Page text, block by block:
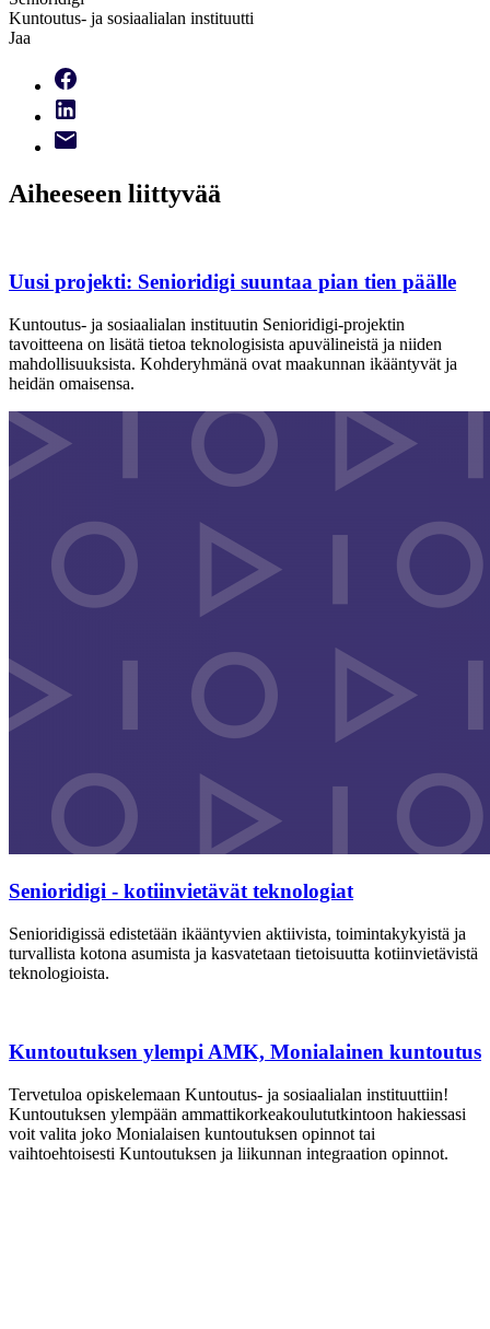
Kuntoutus- ja sosiaalialan instituutti
Jaa
Aiheeseen liittyvää
Uusi projekti: Senioridigi suuntaa pian tien päälle
Kuntoutus- ja sosiaalialan instituutin Senioridigi-projektin
tavoitteena on lisätä tietoa teknologisista apuvälineistä ja niiden
mahdollisuuksista. Kohderyhmänä ovat maakunnan ikääntyvät ja
heidän omaisensa.
Senioridigi - kotiinvietävät teknologiat
Senioridigissä edistetään ikääntyvien aktiivista, toimintakykyistä ja
turvallista kotona asumista ja kasvatetaan tietoisuutta kotiinvietävistä
teknologioista.
Kuntoutuksen ylempi AMK, Monialainen kuntoutus
Tervetuloa opiskelemaan Kuntoutus- ja sosiaalialan instituuttiin!
Kuntoutuksen ylempään ammattikorkeakoulututkintoon hakiessasi
voit valita joko Monialaisen kuntoutuksen opinnot tai
vaihtoehtoisesti Kuntoutuksen ja liikunnan integraation opinnot.